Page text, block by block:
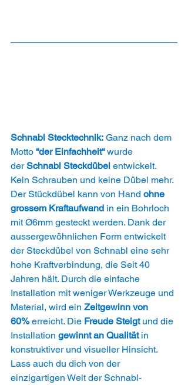
Schnabl Stecktechnik: Ganz nach dem
Motto “der Einfachheit“ wurde
der Schnabl Steckdübel entwickelt.
Kein Schrauben und keine Dübel mehr.
Der Stückdübel kann von Hand ohne
grossem Kraftaufwand in ein Bohrloch
mit Ø6mm gesteckt werden. Dank der
aussergewöhnlichen Form entwickelt
der Steckdübel von Schnabl eine sehr
hohe Kraftverbindung, die Seit 40
Jahren hält. Durch die einfache
Installation mit weniger Werkzeuge und
Material, wird ein Zeitgewinn von
60% erreicht. Die Freude Steigt und die
Installation gewinnt an Qualität in
konstruktiver und visueller Hinsicht.
Lass auch du dich von der
einzigartigen Welt der Schnabl-